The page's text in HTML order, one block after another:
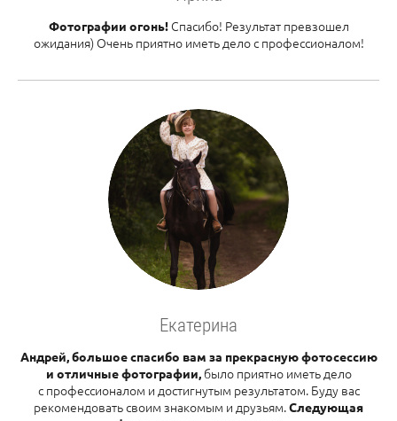
Фотографии огонь!Спасибо! Результат превзошел
ожидания) Очень приятно иметь дело с профессионалом!
Екатерина
Андрей, большое спасибо вам за прекрасную фотосессию
и отличные фотографии,было приятно иметь дело
с профессионалом и достигнутым результатом. Буду вас
рекомендовать своим знакомым и друзьям.Следующая